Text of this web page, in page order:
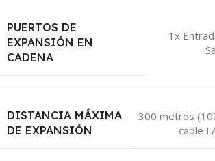
PUERTOS DE
EXPANSIÓN EN
CADENA
1x
DISTANCIA MÁXIMA
DE EXPANSIÓN
300 metros
cable